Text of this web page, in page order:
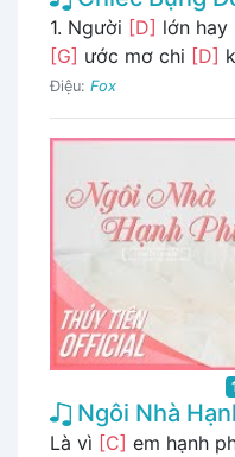
1. Người [D] lớn
[G] ước mơ chi [D]
Điệu: Fox
Ngôi Nhà
Là vì [C] em hạnh